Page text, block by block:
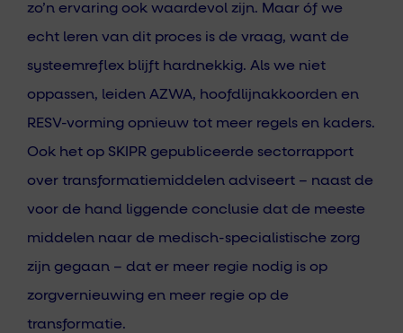
zo’n ervaring ook waardevol zijn. Maar óf we
echt leren van dit proces is de vraag, want de
systeemreflex blijft hardnekkig. Als we niet
oppassen, leiden AZWA, hoofdlijnakkoorden en
RESV-vorming opnieuw tot meer regels en kaders.
Ook het op SKIPR gepubliceerde sectorrapport
over transformatiemiddelen adviseert – naast de
voor de hand liggende conclusie dat de meeste
middelen naar de medisch-specialistische zorg
zijn gegaan – dat er meer regie nodig is op
zorgvernieuwing en meer regie op de
transformatie.